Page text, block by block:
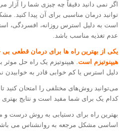
اگر نمی دانید دقیقاً چه چیزی شما را آزار
توانید درمان مناسبی برای آن پیدا کنید.
است به دلیل استرس روزانه، افسردگی،
عدم تغذیه مناسب باشد.
یکی از بهترین راه ها برای درمان قطعی بی
هیپنوتیزم است. هیپنوتیزم یک راه حل موثر
دلیل استرس یا کم خوابی قادر به خوابیدن
می‌توانید روش‌های مختلفی را امتحان کنید
کدام یک برای شما مفید است و نتایج بهتری
بهترین راه برای دستیابی به روش درست
اساسی مشکل مرجعه به روانشناس می